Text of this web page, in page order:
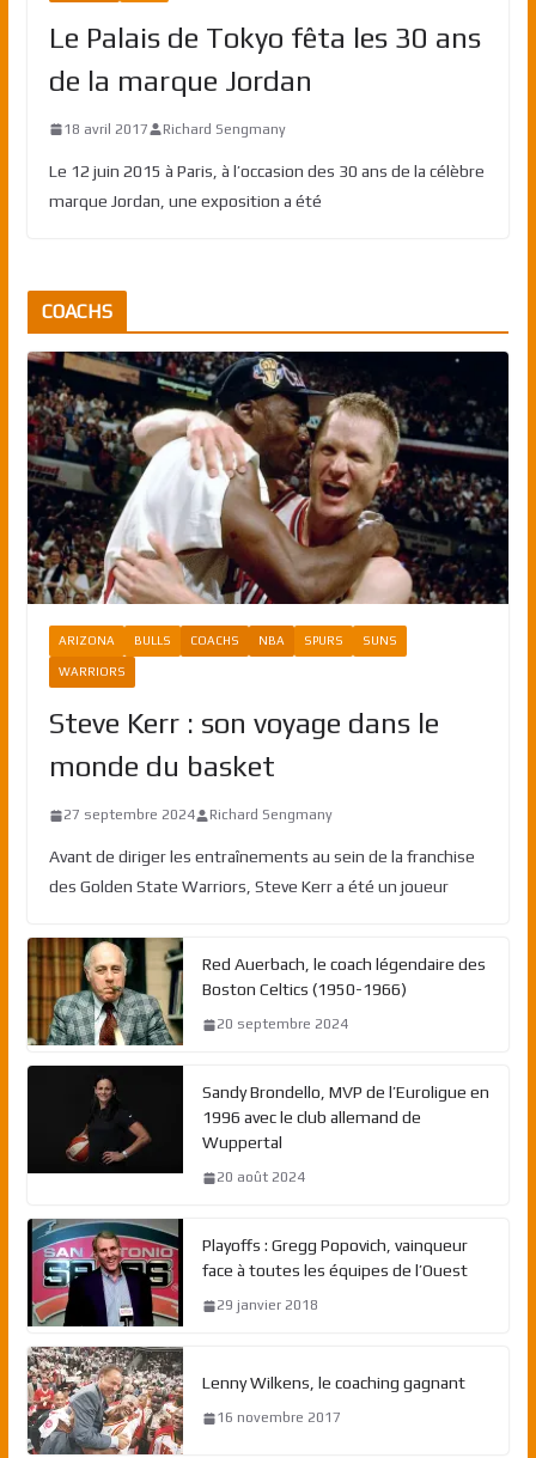
Le Palais de Tokyo fêta les 30 ans
de la marque Jordan
18 avril 2017 Richard Sengmany
Le 12 juin 2015 à Paris, à l’occasion des 30 ans de la célèbre
marque Jordan, une exposition a été
COACHS
ARIZONA BULLS COACHS NBA SPURS SUNS
WARRIORS
Steve Kerr : son voyage dans le
monde du basket
27 septembre 2024 Richard Sengmany
Avant de diriger les entraînements au sein de la franchise
des Golden State Warriors, Steve Kerr a été un joueur
Red Auerbach, le coach légendaire des
Boston Celtics (1950-1966)
20 septembre 2024
Sandy Brondello, MVP de l’Euroligue en
1996 avec le club allemand de
Wuppertal
20 août 2024
Playoffs : Gregg Popovich, vainqueur
face à toutes les équipes de l’Ouest
29 janvier 2018
Lenny Wilkens, le coaching gagnant
16 novembre 2017